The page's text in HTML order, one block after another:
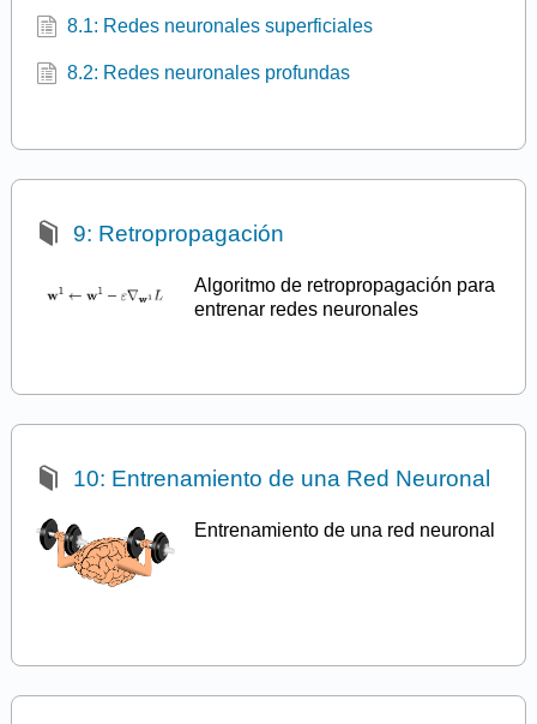
8.1: Redes neuronales superficiales
8.2: Redes neuronales profundas
9: Retropropagación
Algoritmo de retropropagación para
entrenar redes neuronales
10: Entrenamiento de una Red Neuronal
Entrenamiento de una red neuronal